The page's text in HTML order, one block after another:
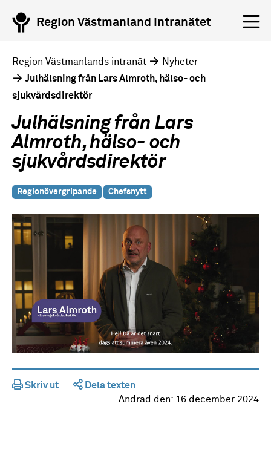
Region Västmanland Intranätet
Region Västmanlands intranät
Nyheter
Julhälsning från Lars Almroth, hälso- och
sjukvårdsdirektör
Julhälsning från Lars
Almroth, hälso- och
sjukvårdsdirektör
Regionövergripande Chefsnytt
Skriv ut
Dela texten
Ändrad den: 16 december 2024